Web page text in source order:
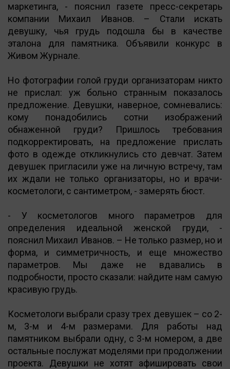
маркетинга, - пояснил газете пресс-секретарь
компании Михаил Иванов. – Стали искать
девушку, чья грудь подошла бы в качестве
эталона для памятника. Объявили конкурс в
Живом Журнале.
Но фотографии голой груди организаторам никто
не прислал: уж больно странным показалось
предложение. Девушки, наверное, сомневались:
кому понадобились сотни изображений
обнаженной груди? Пришлось требования
подкорректировать, на предложение прислать
фото в одежде откликнулись сто девчат. Затем
девушек пригласили уже на личную встречу, там
их ждали не только организаторы, но и врачи-
косметологи, с сантиметром, - замерять бюст.
- У косметологов много параметров для
определения идеальной женской груди, -
пояснил Михаил Иванов. – Не только размер, но и
форма, и симметричность, и еще множество
параметров. Мы даже не вдавались в
подробности, просто сказали: найдите нам самую
красивую грудь.
Косметологи выбрали сразу трех девушек – со 2-
м, 3-м и 4-м размерами. Для работы над
памятником выбрали одну, с 3-м номером, а две
остальные послужат моделями при продолжении
проекта. Девушки не хотят афишировать свои